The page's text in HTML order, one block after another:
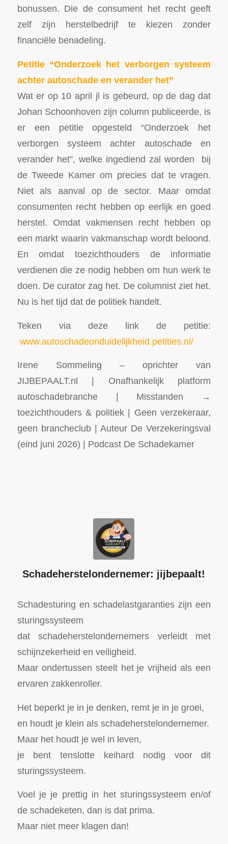
bonussen. Die de consument het recht geeft
zelf zijn herstelbedrijf te kiezen zonder
financiële benadeling.
Petitie “Onderzoek het verborgen systeem
achter autoschade en verander het”
Wat er op 10 april jl is gebeurd, op de dag dat
Johan Schoonhoven zijn column publiceerde, is
er een petitie opgesteld “Onderzoek het
verborgen systeem achter autoschade en
verander het”, welke ingediend zal worden bij
de Tweede Kamer om precies dat te vragen.
Niet als aanval op de sector. Maar omdat
consumenten recht hebben op eerlijk en goed
herstel. Omdat vakmensen recht hebben op
een markt waarin vakmanschap wordt beloond.
En omdat toezichthouders de informatie
verdienen die ze nodig hebben om hun werk te
doen. De curator zag het. De columnist ziet het.
Nu is het tijd dat de politiek handelt.
Teken via deze link de petitie:
www.autoschadeonduidelijkheid.petities.nl/
Irene Sommeling – oprichter van
JIJBEPAALT.nl | Onafhankelijk platform
autoschadebranche | Misstanden →
toezichthouders & politiek | Geen verzekeraar,
geen brancheclub | Auteur De Verzekeringsval
(eind juni 2026) | Podcast De Schadekamer
Schadeherstelondernemer: jijbepaalt!
Schadesturing en schadelastgaranties zijn een
sturingssysteem
dat schadeherstelondernemers verleidt met
schijnzekerheid en veiligheid.
Maar ondertussen steelt het je vrijheid als een
ervaren zakkenroller.
Het beperkt je in je denken, remt je in je groei,
en houdt je klein als schadeherstelondernemer.
Maar het houdt je wel in leven,
je bent tenslotte keihard nodig voor dit
sturingssysteem.
Voel je je prettig in het sturingssysteem en/of
de schadeketen, dan is dat prima.
Maar niet meer klagen dan!